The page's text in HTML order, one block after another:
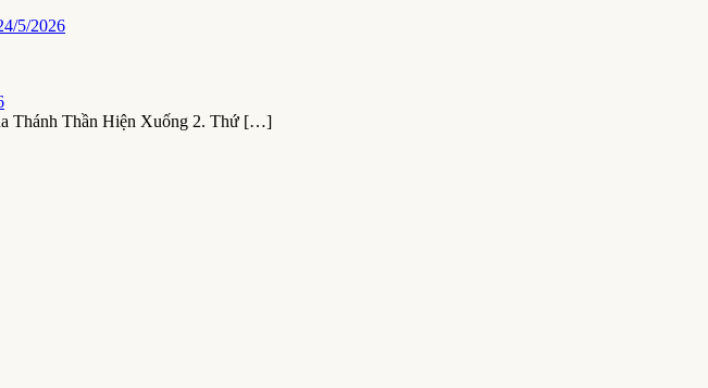
Thánh Thần Hiện Xuống 2. Thứ […]